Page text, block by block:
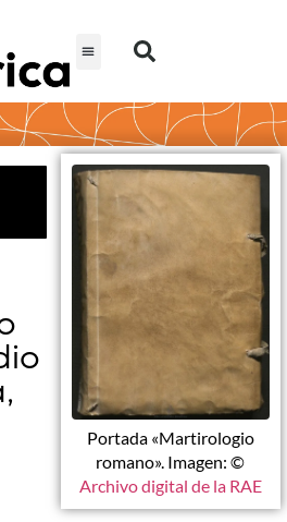
Portada «Martirologio
romano». Imagen: ©
Archivo digital de la RAE